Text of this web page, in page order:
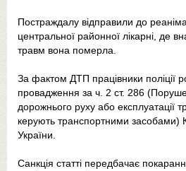
Постраждалу відправили до
центральної районної лікарні, де
травм вона померла.
За фактом ДТП працівники поліції
провадження за ч. 2 ст. 286
дорожнього руху або експлуатації
керують транспортними засобами)
України.
Санкція статті передбачає